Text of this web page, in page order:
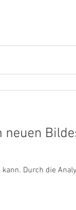
Durch die